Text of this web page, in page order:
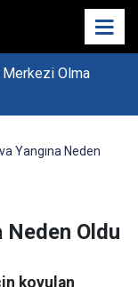
Merkezi Olma
Isparta’da
Yangına Neden
Neden Oldu
koyulan